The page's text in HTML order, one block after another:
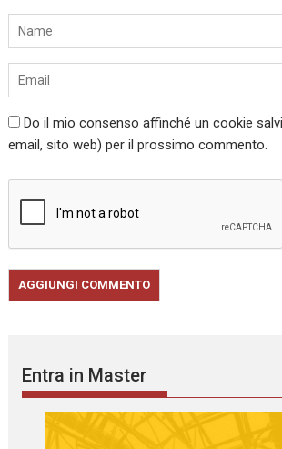
Do il mio consenso affinché un cookie
email, sito web) per il prossimo commento.
Entra in Master